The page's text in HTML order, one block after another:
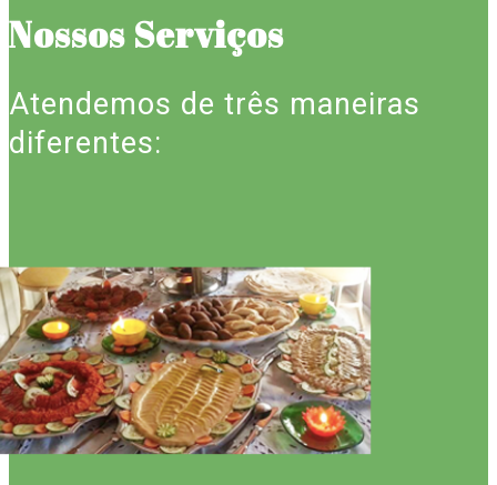
Nossos Serviços
Atendemos de três maneiras
diferentes: